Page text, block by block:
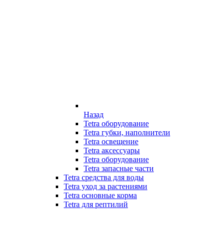
Назад
Tetra оборудование
Tetra губки, наполнители
Tetra освещение
Tetra аксессуары
Tetra оборудование
Tetra запасные части
Tetra средства для воды
Tetra уход за растениями
Tetra основные корма
Tetra для рептилий